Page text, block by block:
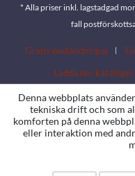
* Alla priser inkl. lagstadgad
fall
Gratis nedladdningar
Ladda ner kataloger
Denna webbplats
tekniska drift och som
komforten på denna
eller interaktion med